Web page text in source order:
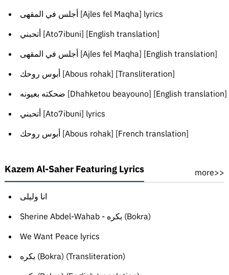
أجلس في المقهى [Ajles fel Maqha] lyrics
أتحبني [Ato7ibuni] [English translation]
أجلس في المقهى [Ajles fel Maqha] [English translation]
أبوس روحك [Abous rohak] [Transliteration]
ضحكته بعيونه [Dhahketou beayouno] [English translation]
أتحبني [Ato7ibuni] lyrics
أبوس روحك [Abous rohak] [French translation]
Kazem Al-Saher Featuring Lyrics more>>
انا وليلى
Sherine Abdel-Wahab - بكره (Bokra)
We Want Peace lyrics
بكره (Bokra) (Transliteration)